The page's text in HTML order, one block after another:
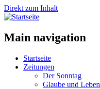
Direkt zum Inhalt
Main navigation
Startseite
Zeitungen
Der Sonntag
Glaube und Leben